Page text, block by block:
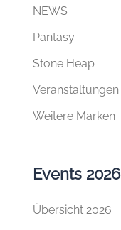
NEWS
Pantasy
Stone Heap
Veranstaltungen
Weitere Marken
Events 2026
Übersicht 2026